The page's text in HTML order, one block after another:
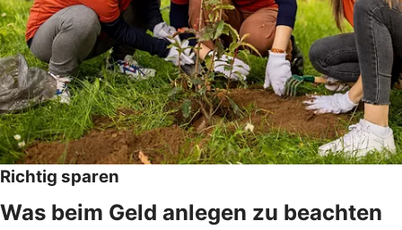
Richtig sparen
Was beim Geld anlegen zu beachten